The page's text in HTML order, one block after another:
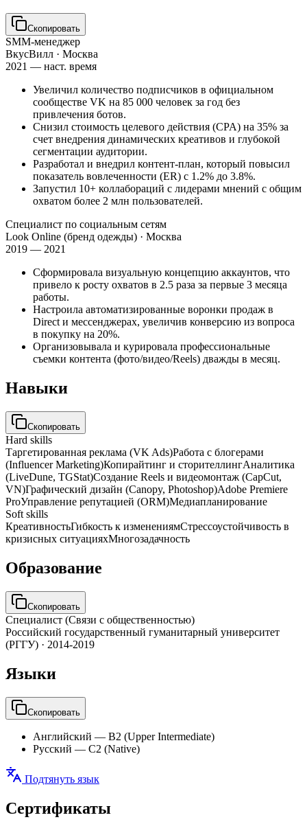
Скопировать
SMM-менеджер
ВкусВилл · Москва
2021 — наст. время
Увеличил количество подписчиков в официальном
сообществе VK на 85 000 человек за год без
привлечения ботов.
Снизил стоимость целевого действия (CPA) на 35% за
счет внедрения динамических креативов и глубокой
сегментации аудитории.
Разработал и внедрил контент-план, который повысил
показатель вовлеченности (ER) с 1.2% до 3.8%.
Запустил 10+ коллабораций с лидерами мнений с общим
охватом более 2 млн пользователей.
Специалист по социальным сетям
Look Online (бренд одежды) · Москва
2019 — 2021
Сформировала визуальную концепцию аккаунтов, что
привело к росту охватов в 2.5 раза за первые 3 месяца
работы.
Настроила автоматизированные воронки продаж в
Direct и мессенджерах, увеличив конверсию из вопроса
в покупку на 20%.
Организовывала и курировала профессиональные
съемки контента (фото/видео/Reels) дважды в месяц.
Навыки
Скопировать
Hard skills
Таргетированная реклама (VK Ads)Работа с блогерами
(Influencer Marketing)Копирайтинг и сторителлингАналитика
(LiveDune, TGStat)Создание Reels и видеомонтаж (CapCut,
VN)Графический дизайн (Canopy, Photoshop)Adobe Premiere
ProУправление репутацией (ORM)Медиапланирование
Soft skills
КреативностьГибкость к изменениямСтрессоустойчивость в
кризисных ситуацияхМногозадачность
Образование
Скопировать
Специалист (Связи с общественностью)
Российский государственный гуманитарный университет
(РГГУ) · 2014-2019
Языки
Скопировать
Английский — B2 (Upper Intermediate)
Русский — C2 (Native)
Подтянуть язык
Сертификаты